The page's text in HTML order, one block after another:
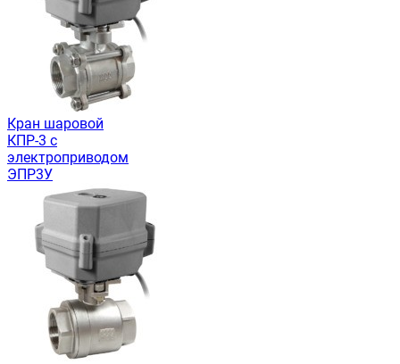
Кран шаровой
КПР-3 с
электроприводом
ЭПР3У